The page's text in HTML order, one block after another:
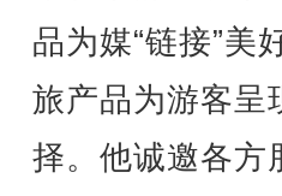
品为媒“链接”美
旅产品为游客呈
择。他诚邀各方